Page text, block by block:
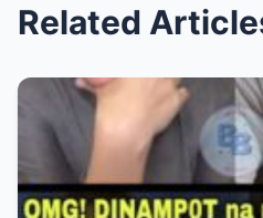
Related